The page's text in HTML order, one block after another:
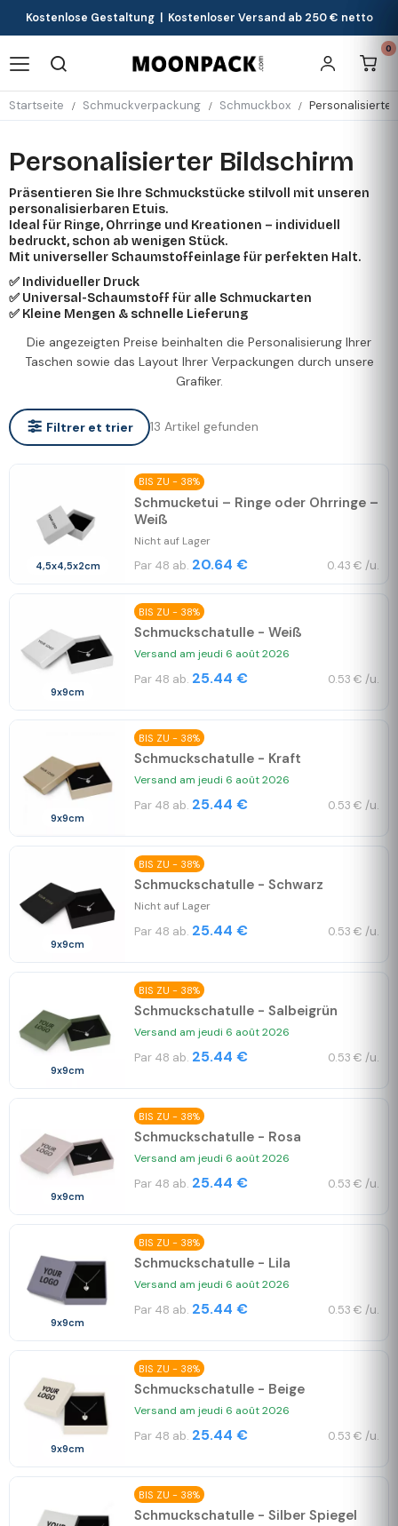
Kostenlose Gestaltung | Kostenloser Versand ab 250 € netto
0
Startseite Schmuckverpackung Schmuckbox
Personalisierter Bildschirm
Präsentieren Sie Ihre Schmuckstücke stilvoll mit unseren
personalisierbaren Etuis.
Ideal für Ringe, Ohrringe und Kreationen – individuell
bedruckt, schon ab wenigen Stück.
Mit universeller Schaumstoffeinlage für perfekten Halt.
✅ Individueller Druck
✅ Universal-Schaumstoff für alle Schmuckarten
✅ Kleine Mengen & schnelle Lieferung
Die angezeigten Preise beinhalten die Personalisierung Ihrer
Taschen sowie das Layout Ihrer Verpackungen durch unsere
Grafiker.
Filtrer et trier 13 Artikel gefunden
4,5x4,5x2cm
BIS ZU - 38%
Schmucketui – Ringe oder Ohrringe –
Weiß
Nicht auf Lager
Par 48 ab. 20.64 € 0.43 € /u.
9x9cm
BIS ZU - 38%
Schmuckschatulle - Weiß
Versand am jeudi 6 août 2026
Par 48 ab. 25.44 € 0.53 € /u.
9x9cm
BIS ZU - 38%
Schmuckschatulle - Kraft
Versand am jeudi 6 août 2026
Par 48 ab. 25.44 € 0.53 € /u.
9x9cm
BIS ZU - 38%
Schmuckschatulle - Schwarz
Nicht auf Lager
Par 48 ab. 25.44 € 0.53 € /u.
9x9cm
BIS ZU - 38%
Schmuckschatulle - Salbeigrün
Versand am jeudi 6 août 2026
Par 48 ab. 25.44 € 0.53 € /u.
9x9cm
BIS ZU - 38%
Schmuckschatulle - Rosa
Versand am jeudi 6 août 2026
Par 48 ab. 25.44 € 0.53 € /u.
9x9cm
BIS ZU - 38%
Schmuckschatulle - Lila
Versand am jeudi 6 août 2026
Par 48 ab. 25.44 € 0.53 € /u.
9x9cm
BIS ZU - 38%
Schmuckschatulle - Beige
Versand am jeudi 6 août 2026
Par 48 ab. 25.44 € 0.53 € /u.
BIS ZU - 38%
Schmuckschatulle - Silber Spiegel